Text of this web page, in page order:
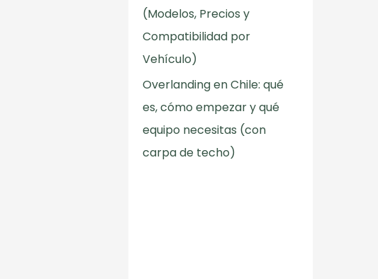
(Modelos, Precios y
Compatibilidad por
Vehículo)
Overlanding en Chile: qué
es, cómo empezar y qué
equipo necesitas (con
carpa de techo)